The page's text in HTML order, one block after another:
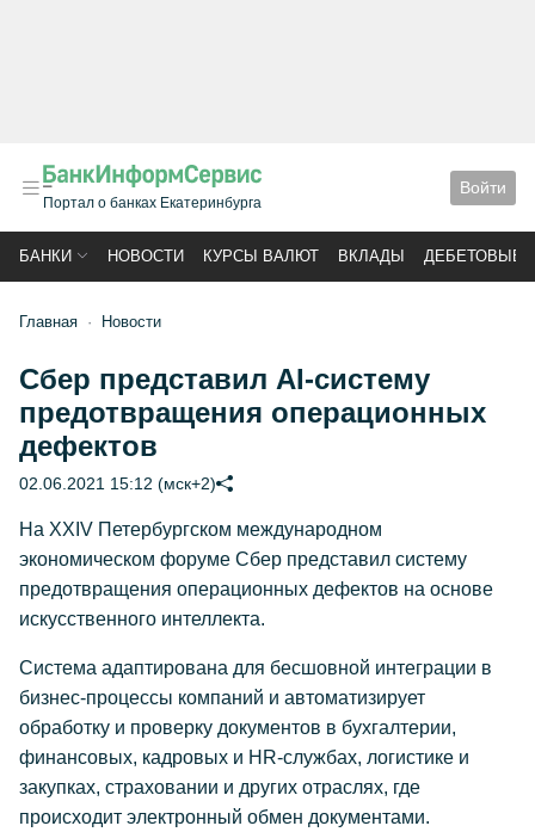
Портал о банках Екатеринбурга
Войти
БАНКИ НОВОСТИ КУРСЫ ВАЛЮТ ВКЛАДЫ ДЕБЕТОВЫЕ
Главная Новости
Сбер представил AI-систему
предотвращения операционных
дефектов
02.06.2021 15:12 (мск+2)
На XXIV Петербургском международном
экономическом форуме Сбер представил систему
предотвращения операционных дефектов на основе
искусственного интеллекта.
Система адаптирована для бесшовной интеграции в
бизнес-процессы компаний и автоматизирует
обработку и проверку документов в бухгалтерии,
финансовых, кадровых и HR-службах, логистике и
закупках, страховании и других отраслях, где
происходит электронный обмен документами.